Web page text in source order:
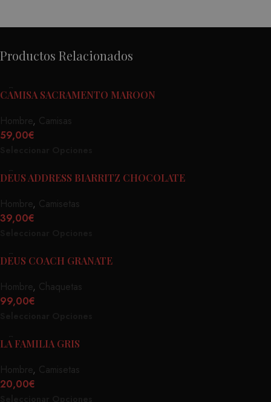
Productos Relacionados
CAMISA SACRAMENTO MAROON
Hombre, Camisas
59,00€
DEUS ADDRESS BIARRITZ CHOCOLATE
Hombre, Camisetas
39,00€
DEUS COACH GRANATE
Hombre, Chaquetas
99,00€
LA FAMILIA GRIS
Hombre, Camisetas
20,00€